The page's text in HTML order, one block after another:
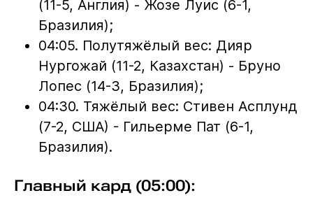
(11-5, Англия) - Жозе Луис (6-1,
Бразилия);
04:05. Полутяжёлый вес: Дияр
Нургожай (11-2, Казахстан) - Бруно
Лопес (14-3, Бразилия);
04:30. Тяжёлый вес: Стивен Асплунд
(7-2, США) - Гильерме Пат (6-1,
Бразилия).
Главный кард (05:00):